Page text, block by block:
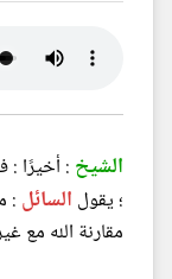
الشيخ : أخيرًا
؛ يقول السائل :
مقارنة الله مع